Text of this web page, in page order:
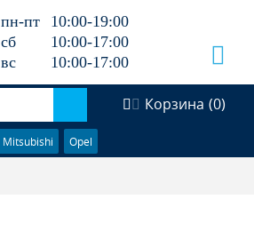
пн-пт 10:00-19:00
сб
10:00-17:00
вс
10:00-17:00
Корзина (0)
Mitsubishi Opel